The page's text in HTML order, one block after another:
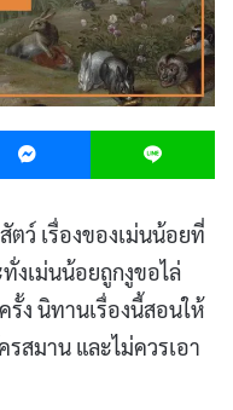
Messenger
ว์ เรื่องของเม่นน้อยที่
งเม่นน้อยถูกงูขอไล่
ง นิทานเรื่องนี้สอนให้
รสมาน และไม่ควรเอา